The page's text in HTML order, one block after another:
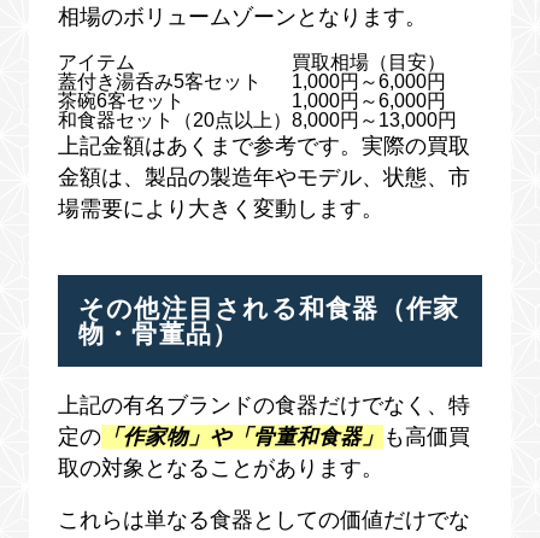
相場のボリュームゾーンとなります。
アイテム
買取相場（目安）
蓋付き湯呑み5客セット
1,000円～6,000円
茶碗6客セット
1,000円～6,000円
和食器セット（20点以上） 8,000円～13,000円
上記金額はあくまで参考です。実際の買取
金額は、製品の製造年やモデル、状態、市
場需要により大きく変動します。
その他注目される和食器（作家
物・骨董品）
上記の有名ブランドの食器だけでなく、特
定の 「作家物」や「骨董和食器」 も高価買
取の対象となることがあります。
これらは単なる食器としての価値だけでな